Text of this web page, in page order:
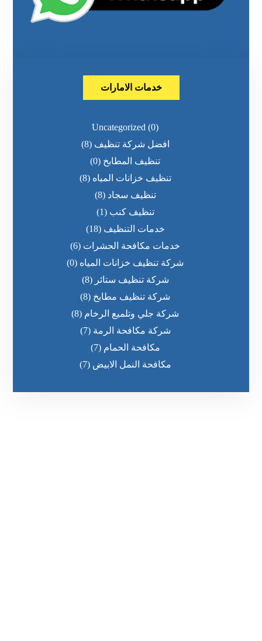
خدمات الامارات
Uncategorized (0)
افضل شركة تنظيف (8)
تنظيف المطابخ (0)
تنظيف خزانات المياه (8)
تنظيف سجاد (8)
تنظيف كنب (1)
خدمات التنظيف (18)
خدمات مكافحة الحشرات (6)
شركة تنظيف خزانات المياه (0)
شركة تنظيف ستائر (8)
شركة تنظيف مطابخ (8)
شركة جلي وتلميع الرخام (8)
شركة مكافحة الرمة (7)
مكافحة الحمام (7)
مكافحة النمل الابيض (7)